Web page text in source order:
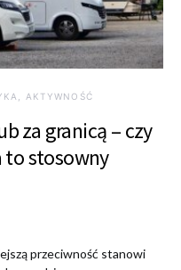
AKTYWNOŚĆ
za granicą – czy
to stosowny
przeciwność stanowi